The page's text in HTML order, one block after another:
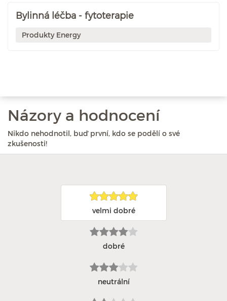
Bylinná léčba - fytoterapie
Produkty Energy
Názory a hodnocení
Nikdo nehodnotil, buď první, kdo se podělí o své
zkušenosti!
velmi dobré
dobré
neutrální